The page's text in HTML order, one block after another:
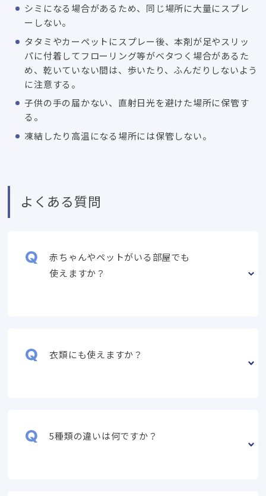
シミになる場合があるため、同じ場所に大量にスプレ
ーしない。
タタミやカーペットにスプレー後、本剤が足やスリッ
パに付着してフローリング等がベタつく場合があるた
め、乾いていない間は、歩いたり、ふんだりしないよう
に注意する。
子供の手の届かない、直射日光を避けた場所に保管す
る。
凍結したり高温になる場所には保管しない。
よくある質問
赤ちゃんやペットがいる部屋でも
使えますか？
衣類にも使えますか？
5種類の違いは何ですか？